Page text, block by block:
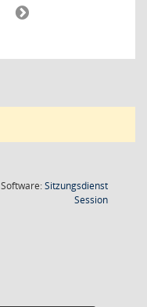
Software:Sitzungsdienst
Session(Wird in